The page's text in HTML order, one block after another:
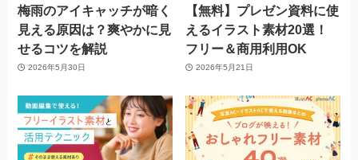
梅雨のアイキャッチが暗く
見える原因は？爽やかに見
せるコツを解説
2026年5月30日
【無料】プレゼン資料に使
えるイラスト素材20選！
フリー＆商用利用OK
2026年5月21日